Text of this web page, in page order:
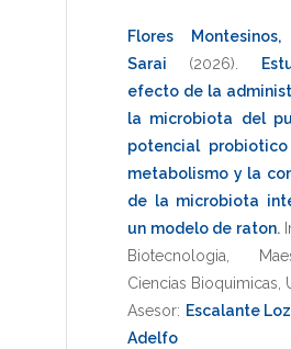
Flores Montesinos,
Sarai
(2026)
efecto de la
la microbiota del
potencial
metabolismo y la
de la microbiota
un modelo de raton.
Biotecnologia
Ciencias Bioquimicas
Asesor: Escalante
Adelfo